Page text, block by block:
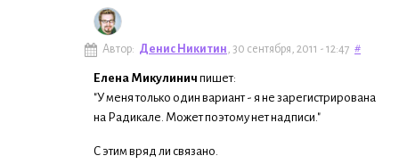
Автор: Денис Никитин, 30 сентября, 2011 - 12:47 #
Елена Микулинич пишет:
"У меня только один вариант - я не зарегистрирована
на Радикале. Может поэтому нет надписи."
С этим вряд ли связано.